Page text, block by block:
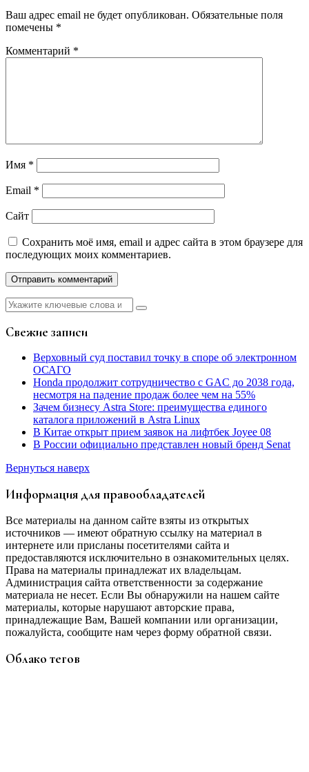
Ваш адрес email не будет опубликован. Обязательные поля
помечены *
Комментарий *
Имя *
Email *
Сайт
Сохранить моё имя, email и адрес сайта в этом браузере для
последующих моих комментариев.
Найти:
Свежие записи
Верховный суд поставил точку в споре об электронном
ОСАГО
Honda продолжит сотрудничество с GAC до 2038 года,
несмотря на падение продаж более чем на 55%
Зачем бизнесу Astra Store: преимущества единого
каталога приложений в Astra Linux
В Китае открыт прием заявок на лифтбек Joyee 08
В России официально представлен новый бренд Senat
Вернуться наверх
Информация для правообладателей
Все материалы на данном сайте взяты из открытых
источников — имеют обратную ссылку на материал в
интернете или присланы посетителями сайта и
предоставляются исключительно в ознакомительных целях.
Права на материалы принадлежат их владельцам.
Администрация сайта ответственности за содержание
материала не несет. Если Вы обнаружили на нашем сайте
материалы, которые нарушают авторские права,
принадлежащие Вам, Вашей компании или организации,
пожалуйста, сообщите нам через форму обратной связи.
Облако тегов